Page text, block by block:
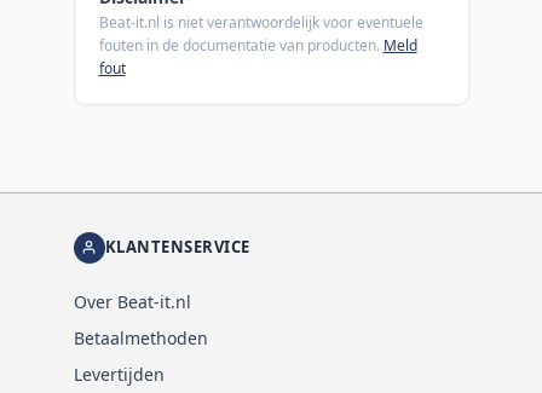
Beat-it.nl is niet verantwoordelijk voor eventuele
fouten in de documentatie van producten. Meld
fout
KLANTENSERVICE
Over Beat-it.nl
Betaalmethoden
Levertijden